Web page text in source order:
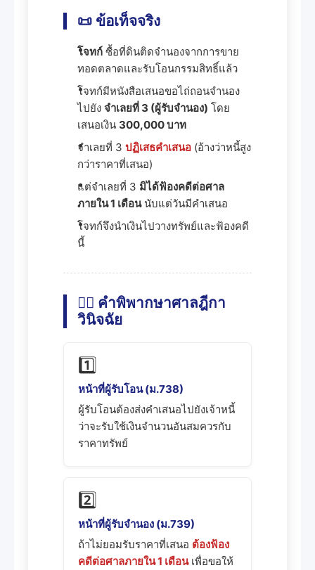
📜 ข้อเท็จจริง
โจทก์ ซื้อที่ดินติดจำนองจากการขาย
ทอดตลาดและรับโอนกรรมสิทธิ์แล้ว
โจทก์มีหนังสือเสนอขอไถ่ถอนจำนอง
ไปยัง จำเลยที่ 3 (ผู้รับจำนอง) โดย
เสนอเงิน 300,000 บาท
จำเลยที่ 3 ปฏิเสธคำเสนอ (อ้างว่าหนี้สูง
กว่าราคาที่เสนอ)
แต่จำเลยที่ 3 มิได้ฟ้องคดีต่อศาล
ภายใน 1 เดือนนับแต่วันมีคำเสนอ
โจทก์จึงนำเงินไปวางทรัพย์และฟ้องคดี
นี้
👨‍⚖️ คำพิพากษาศาลฎีกา
วินิจฉัย
1️⃣
หน้าที่ผู้รับโอน (ม.738)
ผู้รับโอนต้องส่งคำเสนอไปยังเจ้าหนี้
ว่าจะรับใช้เงินจำนวนอันสมควรกับ
ราคาทรัพย์
2️⃣
หน้าที่ผู้รับจำนอง (ม.739)
ถ้าไม่ยอมรับราคาที่เสนอ ต้องฟ้อง
คดีต่อศาลภายใน 1 เดือนเพื่อขอให้